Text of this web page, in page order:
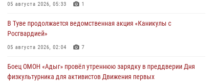
05 августа 2026, 05:33 1
В Туве продолжается ведомственная акция «Каникулы с
Росгвардией»
05 августа 2026, 02:04 7
Боец ОМОН «Адыг» провёл утреннюю зарядку в преддверии Дня
физкультурника для активистов Движения первых